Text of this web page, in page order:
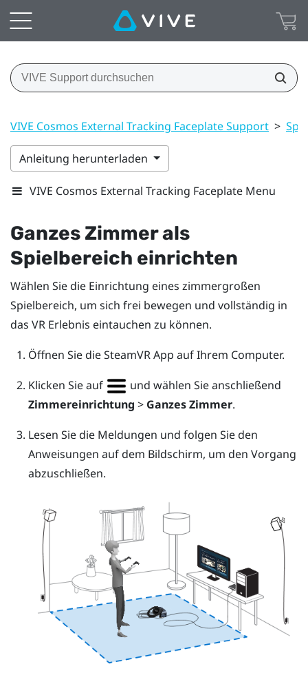
VIVE Cosmos External Tracking Faceplate Support >
Anleitung herunterladen
VIVE Cosmos External Tracking Faceplate Menu
Ganzes Zimmer als
Spielbereich einrichten
Wählen Sie die Einrichtung eines zimmergroßen
Spielbereich, um sich frei bewegen und vollständig in
das VR Erlebnis eintauchen zu können.
Öffnen Sie dieSteamVRApp auf Ihrem Computer.
Klicken Sie auf
und wählen Sie anschließend
Zimmereinrichtung > Ganzes Zimmer.
Lesen Sie die Meldungen und folgen Sie den
Anweisungen auf dem Bildschirm, um den Vorgang
abzuschließen.